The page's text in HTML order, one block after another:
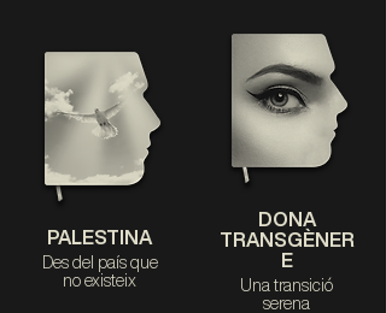
PALESTINA
Des del país que
no existeix
DONA
TRANSGÈNER
E
Una transició
serena